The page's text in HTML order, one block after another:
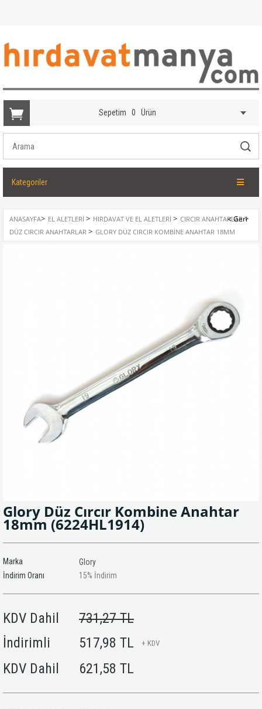
Sepetim 0 Ürün
Kategoriler
ANASAYFA> EL ALETLERI > HIRDAVAT VE EL ALETLERI > CIRCIR ANAHTARLAR>
DÜZ CIRCIR ANAHTARLAR > GLORY DÜZ CIRCIR KOMBINE ANAHTAR 18MM
Glory Düz Cırcır Kombine Anahtar
18mm (6224HL1914)
Marka
Glory
İndirim Oranı
%
15 İndirim
KDV Dahil
731,27 TL
İndirimli
517,98 TL + KDV
KDV Dahil 621,58 TL